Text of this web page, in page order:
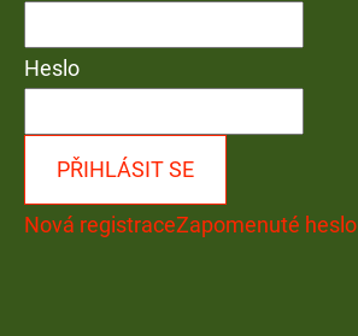
Heslo
PŘIHLÁSIT SE
Nová registraceZapomenuté heslo